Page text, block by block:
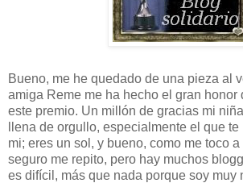
Bueno, me he quedado de una pieza al
amiga Reme me ha hecho el gran honor
este premio. Un millón de gracias mi
llena de orgullo, especialmente el que
mi; eres un sol, y bueno, como me toco
seguro me repito, pero hay muchos
es difícil, más que nada porque soy muy